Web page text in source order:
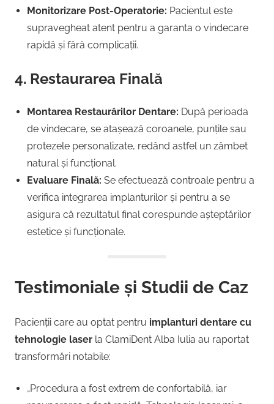
Monitorizare Post-Operatorie: Pacientul este
supravegheat atent pentru a garanta o vindecare
rapidă și fără complicații.
4. Restaurarea Finală
Montarea Restaurărilor Dentare: După perioada
de vindecare, se atașează coroanele, punțile sau
protezele personalizate, redând astfel un zâmbet
natural și funcțional.
Evaluare Finală: Se efectuează controale pentru a
verifica integrarea implanturilor și pentru a se
asigura că rezultatul final corespunde așteptărilor
estetice și funcționale.
Testimoniale și Studii de Caz
Pacienții care au optat pentru implanturi dentare cu
tehnologie laser la ClamiDent Alba Iulia au raportat
transformări notabile:
„Procedura a fost extrem de confortabilă, iar